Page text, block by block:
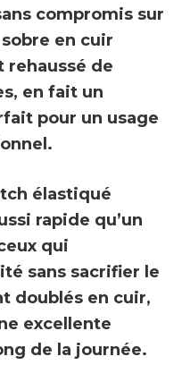
compromis sur
en cuir
rehaussé de
en fait un
pour un usage
élastiqué
rapide qu’un
qui
sans sacrifier le
doublés en cuir,
excellente
de la journée.